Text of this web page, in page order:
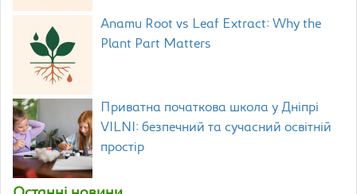
Anamu Root vs Leaf Extract: Why the
Plant Part Matters
Приватна початкова школа у Дніпрі
VILNI: безпечний та сучасний освітній
простір